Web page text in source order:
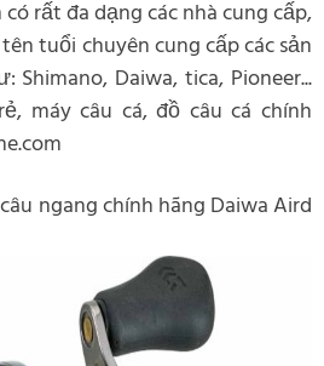
rất đa dạng các nhà cung cấp,
tuổi chuyên cung cấp các sản
Shimano, Daiwa, tica, Pioneer...
máy câu cá, đồ câu cá chính
ngang chính hãng Daiwa Aird